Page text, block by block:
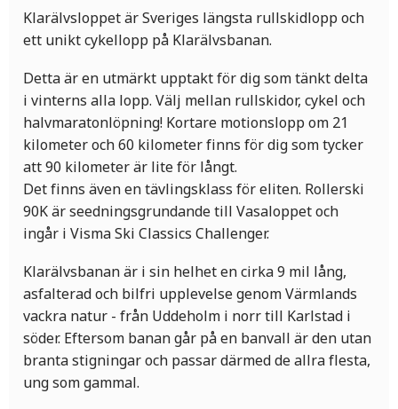
Klarälvsloppet är Sveriges längsta rullskidlopp och
ett unikt cykellopp på Klarälvsbanan.
Detta är en utmärkt upptakt för dig som tänkt delta
i vinterns alla lopp. Välj mellan rullskidor, cykel och
halvmaratonlöpning! Kortare motionslopp om 21
kilometer och 60 kilometer finns för dig som tycker
att 90 kilometer är lite för långt.
Det finns även en tävlingsklass för eliten. Rollerski
90K är seedningsgrundande till Vasaloppet och
ingår i Visma Ski Classics Challenger.
Klarälvsbanan är i sin helhet en cirka 9 mil lång,
asfalterad och bilfri upplevelse genom Värmlands
vackra natur - från Uddeholm i norr till Karlstad i
söder. Eftersom banan går på en banvall är den utan
branta stigningar och passar därmed de allra flesta,
ung som gammal.